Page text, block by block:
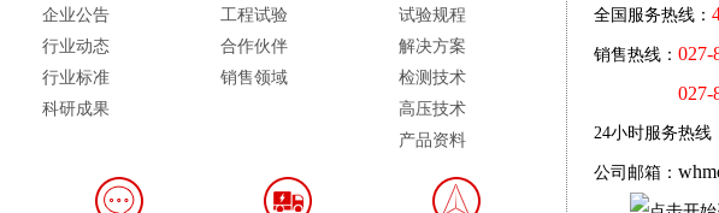
企业公告
行业动态
行业标准
科研成果
工程试验
合作伙伴
销售领域
试验规程
解决方案
检测技术
高压技术
产品资料
全国服务热线：
销售热线： 027-
027-
24小时服务热线
公司邮箱：